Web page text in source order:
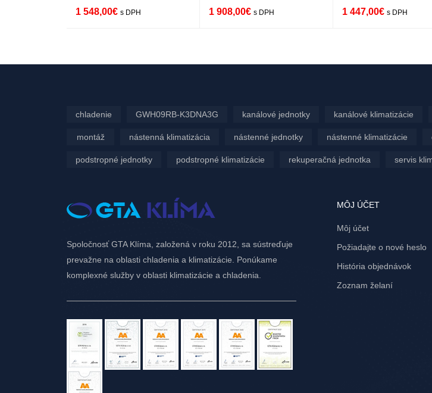
1 548,00€ s DPH
1 908,00€ s DPH
1 447,00€ s DPH
chladenie GWH09RB-K3DNA3G kanálové jednotky kanálové klimatizácie
montáž nástenná klimatizácia nástenné jednotky nástenné klimatizácie
podstropné jednotky podstropné klimatizácie rekuperačná jednotka servis
Spoločnosť GTA Klíma, založená v roku 2012, sa sústreďuje
prevažne na oblasti chladenia a klimatizácie. Ponúkame
komplexné služby v oblasti klimatizácie a chladenia.
MÔJ ÚČET
Môj účet
Požiadajte o nové heslo
História objednávok
Zoznam želaní